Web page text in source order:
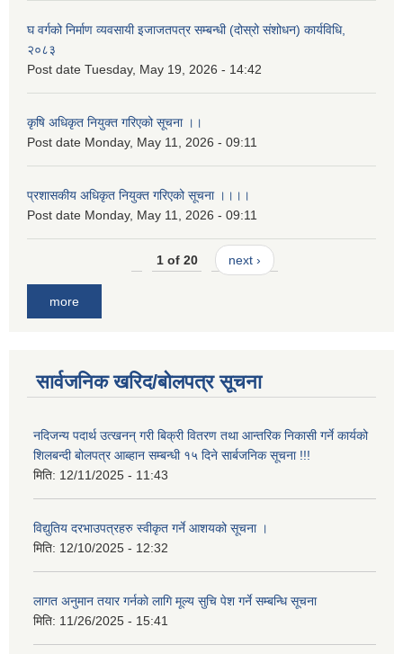
घ वर्गको निर्माण व्यवसायी इजाजतपत्र सम्बन्धी (दोस्रो संशोधन) कार्यविधि,
२०८३
Post date Tuesday, May 19, 2026 - 14:42
कृषि अधिकृत नियुक्त गरिएको सूचना ।।
Post date Monday, May 11, 2026 - 09:11
प्रशासकीय अधिकृत नियुक्त गरिएको सूचना ।।।।
Post date Monday, May 11, 2026 - 09:11
1 of 20 next ›
more
सार्वजनिक खरिद/बोलपत्र सूचना
नदिजन्य पदार्थ उत्खनन् गरी बिक्री वितरण तथा आन्तरिक निकासी गर्ने कार्यको
शिलबन्दी बोलपत्र आब्हान सम्बन्धी १५ दिने सार्बजनिक सूचना !!!
मिति: 12/11/2025 - 11:43
विद्युतिय दरभाउपत्रहरु स्वीकृत गर्ने आशयको सूचना ।
मिति: 12/10/2025 - 12:32
लागत अनुमान तयार गर्नकाे लागि मूल्य सुचि पेश गर्ने सम्बन्धि सूचना
मिति: 11/26/2025 - 15:41